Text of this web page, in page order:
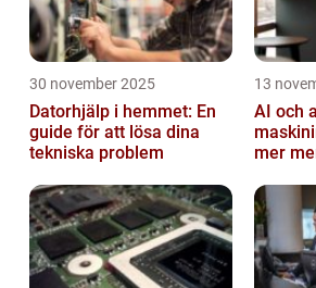
30 november 2025
Datorhjälp i hemmet: En
guide för att lösa dina
tekniska problem
13
AI och
mer